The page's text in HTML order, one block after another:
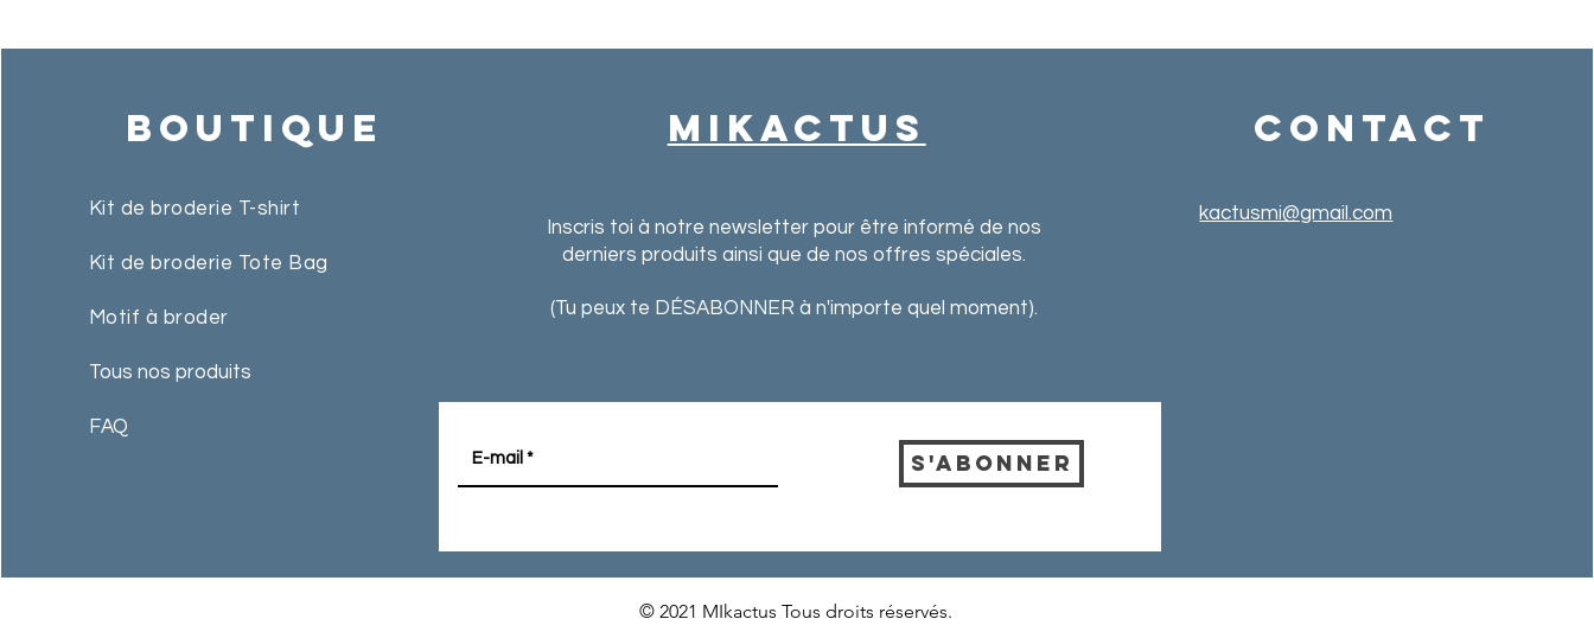
Boutique
Kit de broderie T-shirt
Kit de broderie Tote Bag
Motif à broder
Tous nos produits
FAQ
MIkactus Contact
kactusmi@gmail.com
S'abonner
Inscris toi à notre newsletter pour être informé de nos
derniers produits ainsi que de nos offres spéciales.
(Tu peux te DÉSABONNER à n'importe quel moment).
© 2021 MIkactus Tous droits réservés.